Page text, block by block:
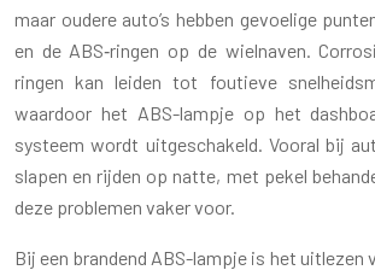
maar oudere auto’s hebben gevoelige
en de ABS‑ringen op de wielnaven.
ringen kan leiden tot foutieve
waardoor het ABS-lampje op het
systeem wordt uitgeschakeld. Vooral bij
slapen en rijden op natte, met pekel
deze problemen vaker voor.
Bij een brandend ABS-lampje is het uitlezen